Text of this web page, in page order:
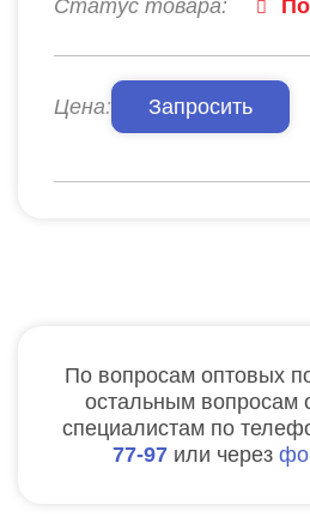
Статус товара:
Цена: Запросить
По вопросам оптовых
остальным вопросам
специалистам по
77-97 или через